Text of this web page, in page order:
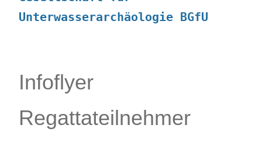
Unterwasserarchäologie BGfU
Infoflyer
Regattateilnehmer